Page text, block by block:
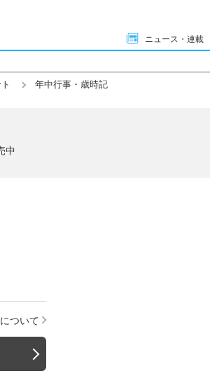
ニュース・連載
年中行事・歳時記
中
ついて